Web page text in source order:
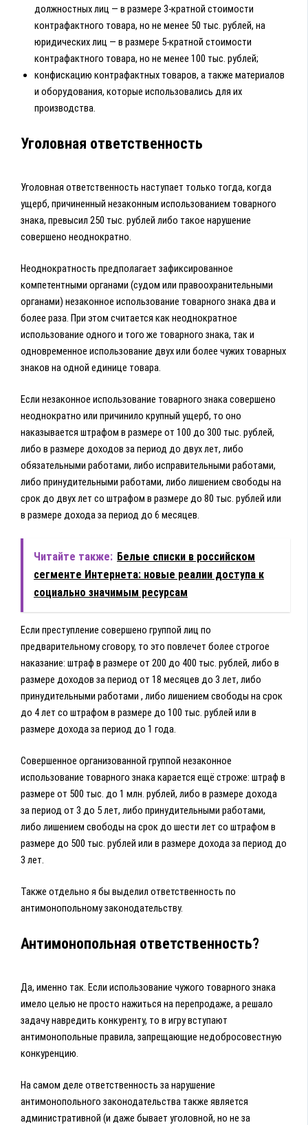
должностных лиц — в размере 3-кратной стоимости
контрафактного товара, но не менее 50 тыс. рублей, на
юридических лиц — в размере 5-кратной стоимости
контрафактного товара, но не менее 100 тыс. рублей;
конфискацию контрафактных товаров, а также материалов
и оборудования, которые использовались для их
производства.
Уголовная ответственность
Уголовная ответственность наступает только тогда, когда
ущерб, причиненный незаконным использованием товарного
знака, превысил 250 тыс. рублей либо такое нарушение
совершено неоднократно.
Неоднократность предполагает зафиксированное
компетентными органами (судом или правоохранительными
органами) незаконное использование товарного знака два и
более раза. При этом считается как неоднократное
использование одного и того же товарного знака, так и
одновременное использование двух или более чужих товарных
знаков на одной единице товара.
Если незаконное использование товарного знака совершено
неоднократно или причинило крупный ущерб, то оно
наказывается штрафом в размере от 100 до 300 тыс. рублей,
либо в размере доходов за период до двух лет, либо
обязательными работами, либо исправительными работами,
либо принудительными работами, либо лишением свободы на
срок до двух лет со штрафом в размере до 80 тыс. рублей или
в размере дохода за период до 6 месяцев.
Читайте также: Белые списки в российском
сегменте Интернета: новые реалии доступа к
социально значимым ресурсам
Если преступление совершено группой лиц по
предварительному сговору, то это повлечет более строгое
наказание: штраф в размере от 200 до 400 тыс. рублей, либо в
размере доходов за период от 18 месяцев до 3 лет, либо
принудительными работами , либо лишением свободы на срок
до 4 лет со штрафом в размере до 100 тыс. рублей или в
размере дохода за период до 1 года.
Совершенное организованной группой незаконное
использование товарного знака карается ещё строже: штраф в
размере от 500 тыс. до 1 млн. рублей, либо в размере дохода
за период от 3 до 5 лет, либо принудительными работами,
либо лишением свободы на срок до шести лет со штрафом в
размере до 500 тыс. рублей или в размере дохода за период до
3 лет.
Также отдельно я бы выделил ответственность по
антимонопольному законодательству.
Антимонопольная ответственность?
Да, именно так. Если использование чужого товарного знака
имело целью не просто нажиться на перепродаже, а решало
задачу навредить конкуренту, то в игру вступают
антимонопольные правила, запрещающие недобросовестную
конкуренцию.
На самом деле ответственность за нарушение
антимонопольного законодательства также является
административной (и даже бывает уголовной, но не за